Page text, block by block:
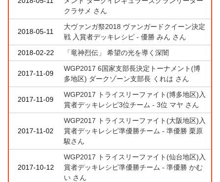
クラサメ さん
2018-05-11
大ヴァンガ祭2018 ヴァンガードクイーン決定
戦 入賞者デッキレシピ - 優勝 みん さん
2018-02-22
「竜神烈伝」 希望の光を導く深闇
2017-11-09
WGP2017 6国家支部長決定トーナメント(博
多地区) ダークゾーン支部長 くれは さん
2017-11-09
WGP2017 トライスリーファイト(博多地区)入
賞者デッキレシピ3位チーム - 3位 マヤ さん
2017-11-02
WGP2017 トライスリーファイト(大阪地区)入
賞者デッキレシピ準優勝チーム - 準優勝 栗原
駿さん
2017-10-12
WGP2017 トライスリーファイト(仙台地区)入
賞者デッキレシピ準優勝チーム - 準優勝 かむ
い さん